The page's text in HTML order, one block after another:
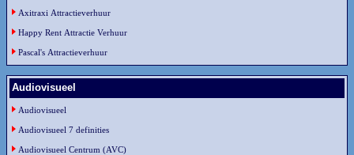
Axitraxi Attractieverhuur
Happy Rent Attractie Verhuur
Pascal's Attractieverhuur
Audiovisueel
Audiovisueel
Audiovisueel 7 definities
Audiovisueel Centrum (AVC)